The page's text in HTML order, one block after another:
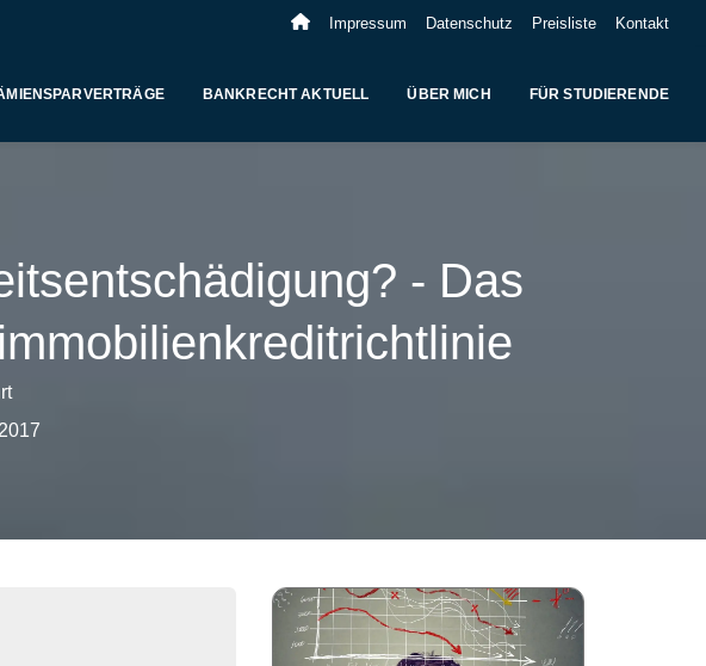
Kontakt
Preisliste
Datenschutz
Impressum
BANKRECHT AKTUELL ÜBER MICH FÜR STUDIERENDE
- Das